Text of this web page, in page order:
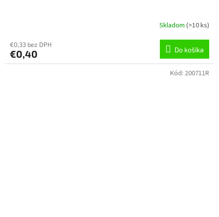
Skladom (>10 ks)
€0,33 bez DPH
€0,40 Do košíka
Kód: 200711R